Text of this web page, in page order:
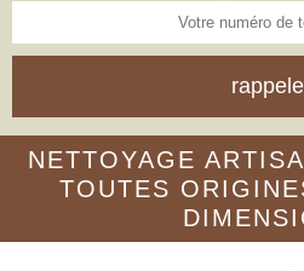
NETTOYAGE
TOUTES